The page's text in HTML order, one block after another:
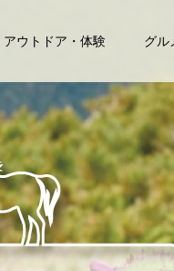
アウトドア・体験 グル